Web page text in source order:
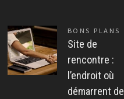
BONS PLANS
Site de
rencontre :
l’endroit où
démarrent de